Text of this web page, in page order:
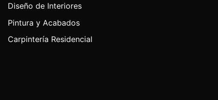
Diseño de Interiores
Pintura y Acabados
Carpintería Residencial